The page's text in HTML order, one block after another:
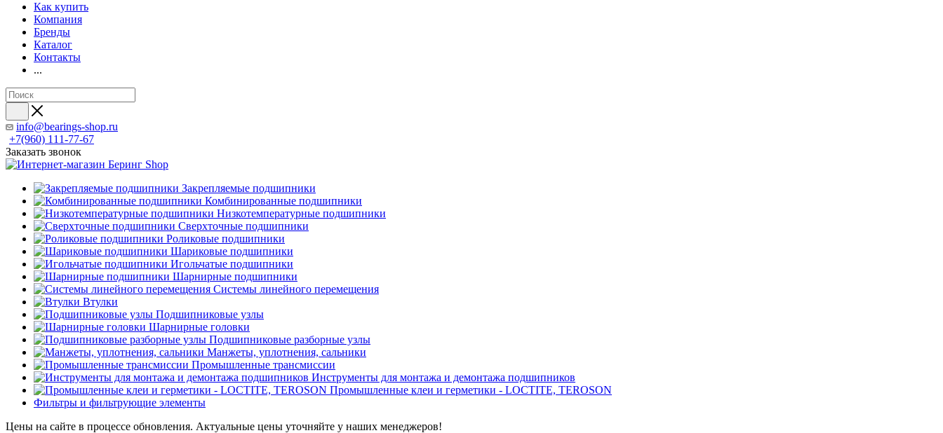
Как купить
Компания
Бренды
Каталог
Контакты
...
info@bearings-shop.ru
+7(960) 111-77-67
Заказать звонок
Закрепляемые подшипники
Комбинированные подшипники
Низкотемпературные подшипники
Сверхточные подшипники
Роликовые подшипники
Шариковые подшипники
Игольчатые подшипники
Шарнирные подшипники
Системы линейного перемещения
Втулки
Подшипниковые узлы
Шарнирные головки
Подшипниковые разборные узлы
Манжеты, уплотнения, сальники
Промышленные трансмиссии
Инструменты для монтажа и демонтажа подшипников
Промышленные клеи и герметики - LOCTITE, TEROSON
Фильтры и фильтрующие элементы
Цены на сайте в процессе обновления. Актуальные цены уточняйте у наших менеджеров!